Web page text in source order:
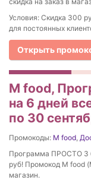
Условия: Скидка 300
для постоянных
Открыть
M food,
на 6 дней
по 30
Промокоды: M food,
Программа ПРОСТО 3
руб! Промокод M food
магазин.